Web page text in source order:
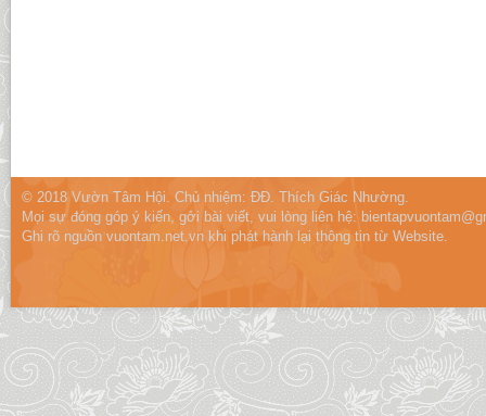
© 2018 Vườn Tâm Hội. Chủ nhiệm: ĐĐ. Thích Giác Nhường.
Mọi sự đóng góp ý kiến, gởi bài viết, vui lòng liên hệ:
Ghi rõ nguồn vuontam.net.vn khi phát hành lại thông tin từ Website.